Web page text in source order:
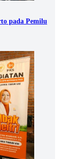
pada Pemilu